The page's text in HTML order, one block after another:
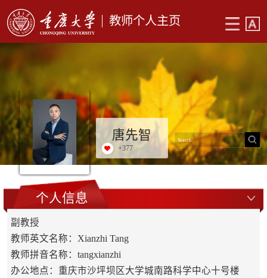
教师个人主页
唐先智
+377
个人信息
副教授
教师英文名称：Xianzhi Tang
教师拼音名称：tangxianzhi
办公地点：重庆市沙坪坝区大学城南路科学中心十号楼